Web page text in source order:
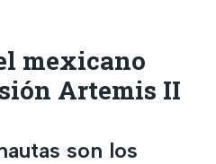
mexicano
Artemis II
son los